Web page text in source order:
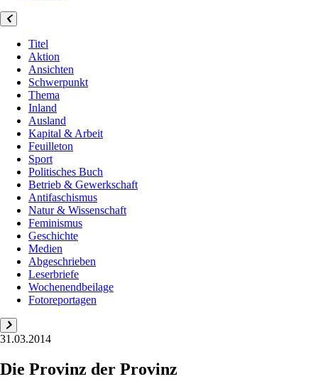
Titel
Aktion
Ansichten
Schwerpunkt
Thema
Inland
Ausland
Kapital & Arbeit
Feuilleton
Sport
Politisches Buch
Betrieb & Gewerkschaft
Antifaschismus
Natur & Wissenschaft
Feminismus
Geschichte
Medien
Abgeschrieben
Leserbriefe
Wochenendbeilage
Fotoreportagen
31.03.2014
Die Provinz der Provinz